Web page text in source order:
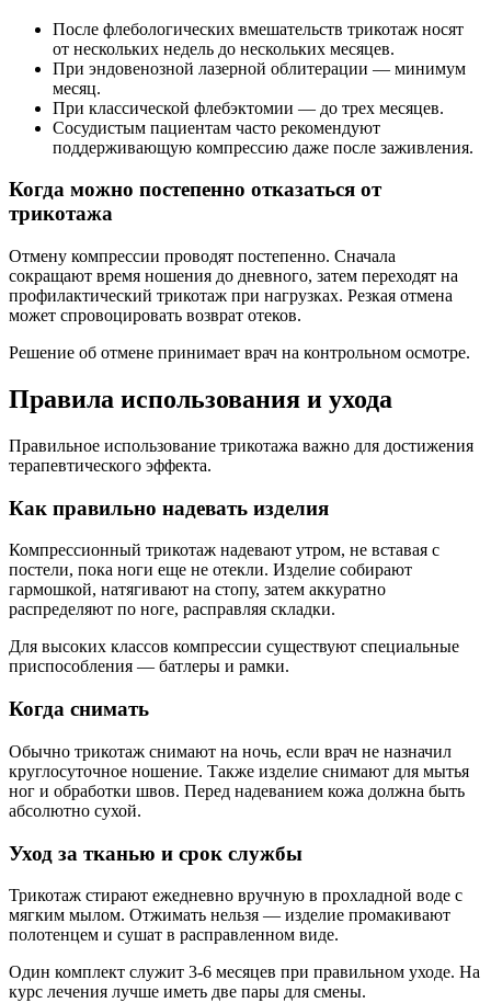
После флебологических вмешательств трикотаж носят
от нескольких недель до нескольких месяцев.
При эндовенозной лазерной облитерации — минимум
месяц.
При классической флебэктомии — до трех месяцев.
Сосудистым пациентам часто рекомендуют
поддерживающую компрессию даже после заживления.
Когда можно постепенно отказаться от
трикотажа
Отмену компрессии проводят постепенно. Сначала
сокращают время ношения до дневного, затем переходят на
профилактический трикотаж при нагрузках. Резкая отмена
может спровоцировать возврат отеков.
Решение об отмене принимает врач на контрольном осмотре.
Правила использования и ухода
Правильное использование трикотажа важно для достижения
терапевтического эффекта.
Как правильно надевать изделия
Компрессионный трикотаж надевают утром, не вставая с
постели, пока ноги еще не отекли. Изделие собирают
гармошкой, натягивают на стопу, затем аккуратно
распределяют по ноге, расправляя складки.
Для высоких классов компрессии существуют специальные
приспособления — батлеры и рамки.
Когда снимать
Обычно трикотаж снимают на ночь, если врач не назначил
круглосуточное ношение. Также изделие снимают для мытья
ног и обработки швов. Перед надеванием кожа должна быть
абсолютно сухой.
Уход за тканью и срок службы
Трикотаж стирают ежедневно вручную в прохладной воде с
мягким мылом. Отжимать нельзя — изделие промакивают
полотенцем и сушат в расправленном виде.
Один комплект служит 3-6 месяцев при правильном уходе. На
курс лечения лучше иметь две пары для смены.